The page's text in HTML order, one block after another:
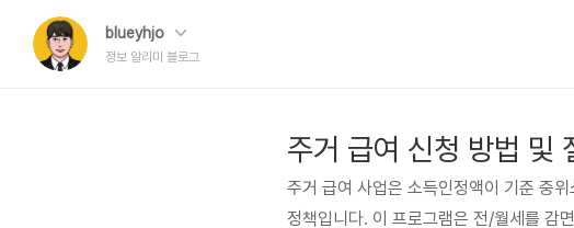
blueyhjo
정보 알리미 블로그
주거 급여 사업은 소득인정액이 기준 중
정책입니다. 이 프로그램은 전/월세를 감